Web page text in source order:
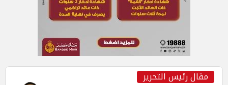
مقال رئيس التحرير